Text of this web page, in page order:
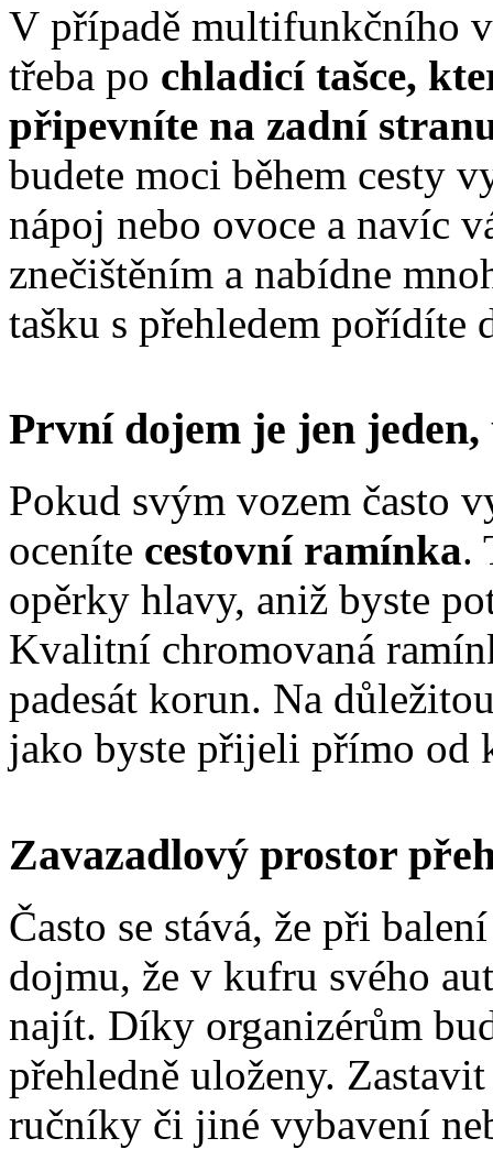
V případě multifunkčního
třeba po chladicí tašce,
připevníte na zadní
budete moci během cesty
nápoj nebo ovoce a navíc
znečištěním a nabídne
tašku s přehledem pořídíte
První dojem je jen jeden,
Pokud svým vozem často
oceníte cestovní ramínka.
opěrky hlavy, aniž byste
Kvalitní chromovaná
padesát korun. Na
jako byste přijeli přímo od
Zavazadlový prostor
Často se stává, že při
dojmu, že v kufru svého
najít. Díky organizérům
přehledně uloženy.
ručníky či jiné vybavení